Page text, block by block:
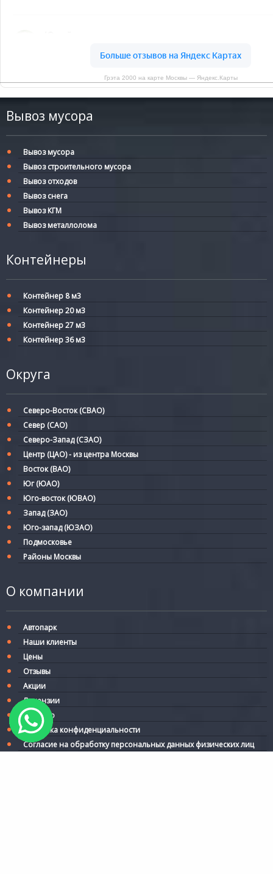
Грэта 2000 на карте Москвы — Яндекс.Карты
Вывоз мусора
Вывоз мусора
Вывоз строительного мусора
Вывоз отходов
Вывоз снега
Вывоз КГМ
Вывоз металлолома
Контейнеры
Контейнер 8 м3
Контейнер 20 м3
Контейнер 27 м3
Контейнер 36 м3
Округа
Северо-Восток (СВАО)
Север (САО)
Северо-Запад (СЗАО)
Центр (ЦАО) - из центра Москвы
Восток (ВАО)
Юг (ЮАО)
Юго-восток (ЮВАО)
Запад (ЗАО)
Юго-запад (ЮЗАО)
Подмосковье
Районы Москвы
О компании
Автопарк
Наши клиенты
Цены
Отзывы
Акции
Лицензии
Договор
Политика конфиденциальности
Согласие на обработку персональных данных физических лиц